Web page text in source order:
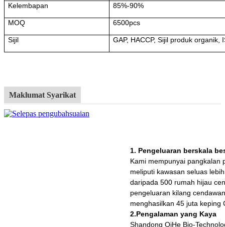
Kelembapan 85%-90%
MOQ 6500pcs
Sijil GAP, HACCP, Sijil produk organik,
Maklumat Syarikat
1. Pengeluaran berskala
Kami mempunyai pangkalan
meliputi kawasan seluas
daripada 500 rumah hijau
pengeluaran kilang
menghasilkan 45 juta keping
2.Pengalaman yang Kaya
Shandong QiHe Bio-